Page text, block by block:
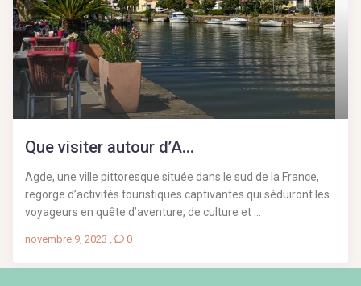
Que visiter autour d’A...
Agde, une ville pittoresque située dans le sud de la France,
regorge d’activités touristiques captivantes qui séduiront les
voyageurs en quête d’aventure, de culture et ...
novembre 9, 2023 , 0